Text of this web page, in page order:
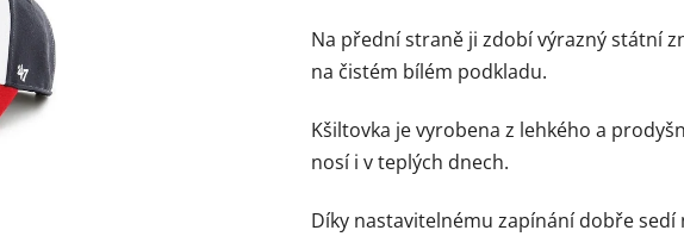
z
5
Na přední straně ji zdobí výrazný státní
na čistém bílém podkladu.
Kšiltovka je vyrobena z lehkého a
nosí i v teplých dnech.
Díky nastavitelnému zapínání dobře sedí